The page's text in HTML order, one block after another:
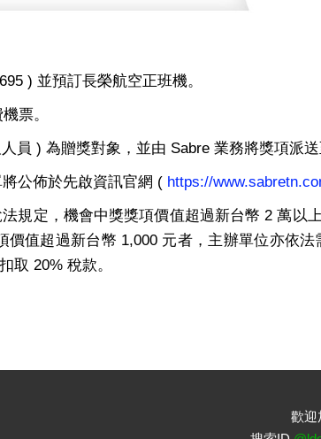
) 並預訂長榮航空正班機。
票。
員 ) 為贈獎對象，並由 Sabre 業務將獎項派送
公佈於先啟資訊官網 ( https://
規定，機會中獎獎項價值超過新台幣 2 萬以
值超過新台幣 1,000 元者，主辦單位亦依
取 20% 稅款。
歡迎